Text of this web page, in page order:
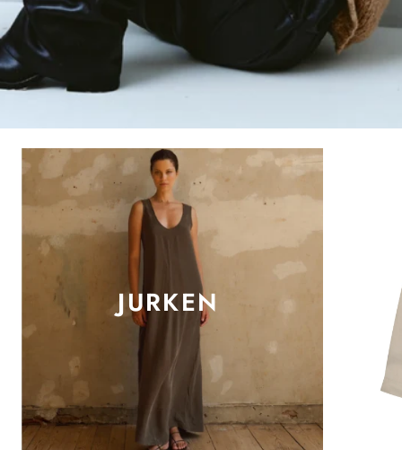
JURKEN